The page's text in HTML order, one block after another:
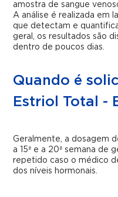
amostra de sangue
A análise é realizada em
que detectam e
geral, os resultados são
dentro de poucos dias.
Quando é
Estriol Total -
Geralmente, a dosagem
a 15ª e a 20ª semana de
repetido caso o médico
dos níveis hormonais.